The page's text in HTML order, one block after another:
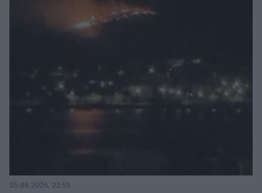
05.08.2026, 23:55